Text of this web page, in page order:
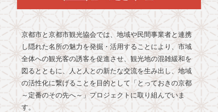
京都市と京都市観光協会では、地域や民間事業者と連携
し隠れた名所の魅力を発掘・活用することにより、市域
全体への観光客の誘客を促進させ、観光地の混雑緩和を
図るとともに、人と人との新たな交流を生み出し、地域
の活性化に繋げることを目的として「とっておきの京都
～定番のその先へ～」プロジェクトに取り組んでいま
す。